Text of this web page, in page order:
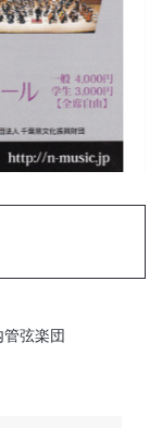
弦楽団